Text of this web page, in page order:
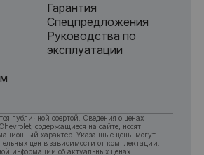
Гарантия
Спецпредложения
Руководства по
эксплуатации
публичной офертой. Сведения о ценах
содержащиеся на сайте, носят
характер. Указанные цены могут
цен в зависимости от комплектации.
информации об актуальных ценах